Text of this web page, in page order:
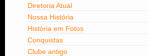
Diretoria Atual
Nossa História
História em Fotos
Conquistas
Clube antigo